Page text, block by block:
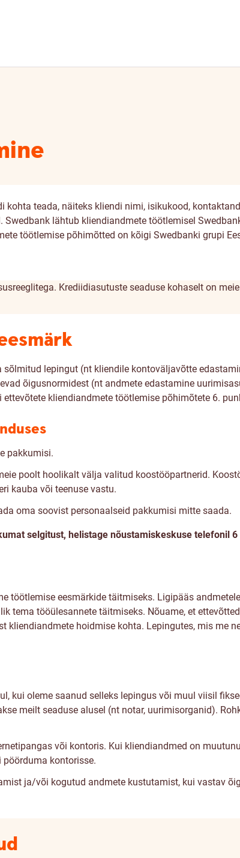
teada, näiteks kliendi nimi, isikukood,
lähtub kliendiandmete töötlemisel
töötlemise põhimõtted on kõigi Swedbanki grupi
Krediidiasutuste seaduse kohaselt on
lepingut (nt kliendile kontoväljavõtte
õigusnormidest (nt andmete edastamine
kliendiandmete töötlemise põhimõtete 6.
pakkumisi.
poolt hoolikalt välja valitud koostööpartnerid.
kauba või teenuse vastu.
oma soovist personaalseid pakkumisi mitte saada.
selgitust, helistage nõustamiskeskuse telefonil
töötlemise eesmärkide täitmiseks. Ligipääs
tema tööülesannete täitmiseks. Nõuame, et
kliendiandmete hoidmise kohta. Lepingutes, mis me
kui oleme saanud selleks lepingus või muul viisil
meilt seaduse alusel (nt notar, uurimisorganid).
või kontoris. Kui kliendiandmed on
kontorisse.
ja/või kogutud andmete kustutamist, kui vastav